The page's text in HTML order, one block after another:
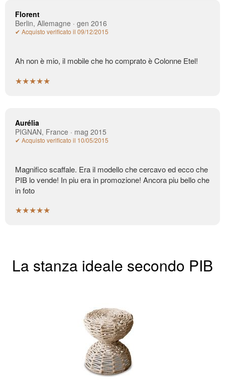
Florent
Berlin, Allemagne · gen 2016
✔ Acquisto verificato il 09/12/2015
Ah non è mio, il mobile che ho comprato è Colonne Etel!
★★★★★
Aurélia
PIGNAN, France · mag 2015
✔ Acquisto verificato il 10/05/2015
Magnifico scaffale. Era il modello che cercavo ed ecco che
PIB lo vende! In piu era in promozione! Ancora piu bello che
in foto
★★★★★
La stanza ideale secondo PIB